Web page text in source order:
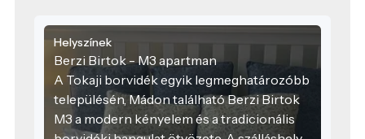
Helyszínek
Berzi Birtok - M3 apartman
A Tokaji borvidék egyik legmeghatározóbb
településén, Mádon található Berzi Birtok
M3 a modern kényelem és a tradicionális